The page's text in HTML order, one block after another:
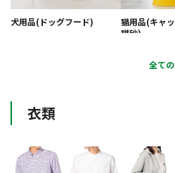
犬用品(ドッグフード)
猫用品(キャ
猫砂)
全て
衣類